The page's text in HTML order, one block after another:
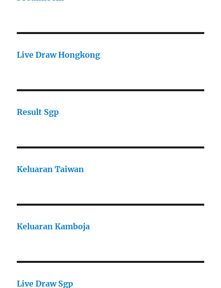
Live Draw Hongkong
Result Sgp
Keluaran Taiwan
Keluaran Kamboja
Live Draw Sgp